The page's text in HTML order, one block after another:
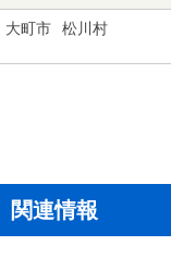
大町市 松川村
関連情報